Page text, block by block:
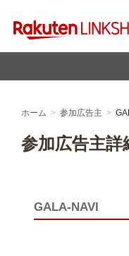
【1円からお支払い可能】
ホーム 参加広告主
参加広告主詳
GALA-NAVI